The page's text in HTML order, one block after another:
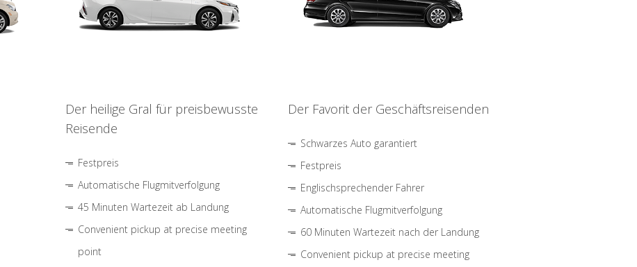
Der heilige Gral für preisbewusste
Reisende
Festpreis
Automatische Flugmitverfolgung
45 Minuten Wartezeit ab Landung
Convenient pickup at precise meeting
point
Der Favorit der Geschäftsreisenden
Schwarzes Auto garantiert
Festpreis
Englischsprechender Fahrer
Automatische Flugmitverfolgung
60 Minuten Wartezeit nach der Landung
Convenient pickup at precise meeting